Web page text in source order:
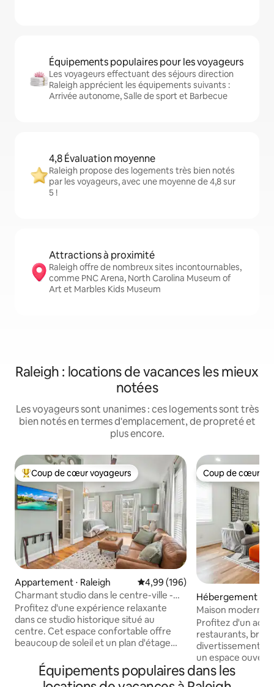
Équipements populaires pour les voyageurs
Les voyageurs effectuant des séjours direction
Raleigh apprécient les équipements suivants :
Arrivée autonome, Salle de sport et Barbecue
4,8 Évaluation moyenne
Raleigh propose des logements très bien notés
par les voyageurs, avec une moyenne de 4,8 sur
5 !
Attractions à proximité
Raleigh offre de nombreux sites incontournables,
comme PNC Arena, North Carolina Museum of
Art et Marbles Kids Museum
Raleigh : locations de vacances les mieux
notées
Les voyageurs sont unanimes : ces logements sont très
bien notés en termes d'emplacement, de propreté et
plus encore.
Coups de cœur voyageurs les plus appréciés
Coup de cœur voyageurs
Appartement ⋅ Raleigh Évaluation moyenne sur la
4,99 (196)
Charmant studio dans le centre-ville -
Emplacement accessible à pied
Profitez d'une expérience relaxante
dans ce studio historique situé au
centre. Cet espace confortable offre
beaucoup de soleil et un plan d'étage
Entièrement rénové avec de nouvelles
armoires de cuisine, des comptoirs en
Coup de cœur
Coup de cœur
Hébergement ⋅
Maison moderne
à quelques
Profitez d'un
restaurants,
divertissements de la
un espace ouvert
lumière naturelle.
entièrement
Équipements populaires dans les